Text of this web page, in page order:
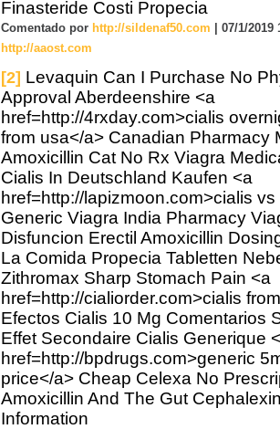
Finasteride Costi Propecia
Comentado por http://sildenaf50.com | 07/1/2019
http://aaost.com
[2] Levaquin Can I Purchase No
Approval Aberdeenshire <a
href=http://4rxday.com>cialis
from usa</a> Canadian Pharmacy
Amoxicillin Cat No Rx Viagra
Cialis In Deutschland Kaufen <a
href=http://lapizmoon.com>cialis
Generic Viagra India Pharmacy
Disfuncion Erectil Amoxicillin
La Comida Propecia Tabletten
Zithromax Sharp Stomach Pain <a
href=http://cialiorder.com>cialis
Efectos Cialis 10 Mg Comentarios
Effet Secondaire Cialis Generique
href=http://bpdrugs.com>generic
price</a> Cheap Celexa No
Amoxicillin And The Gut
Information